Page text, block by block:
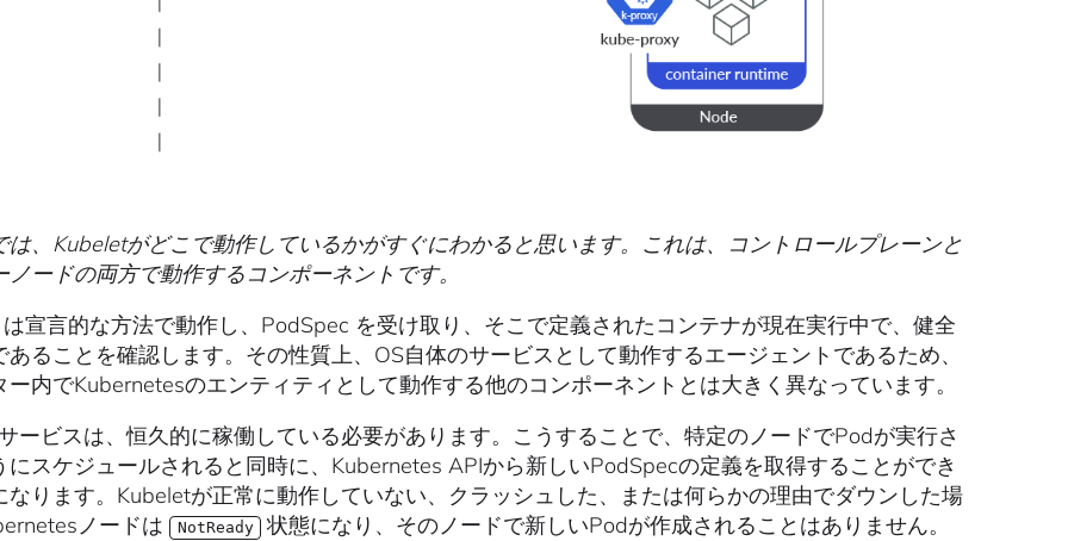
は、Kubeletがどこで動作しているかがすぐにわかると思います。これは、コントロールプレーンと
ノードの両方で動作するコンポーネントです。
宣言的な方法で動作し、PodSpec を受け取り、そこで定義されたコンテナが現在実行中で、健全
あることを確認します。その性質上、OS自体のサービスとして動作するエージェントであるため、
ー内でKubernetesのエンティティとして動作する他のコンポーネントとは大きく異なっています。
ービスは、恒久的に稼働している必要があります。こうすることで、特定のノードでPodが実行さ
にスケジュールされると同時に、Kubernetes APIから新しいPodSpecの定義を取得することができ
なります。Kubeletが正常に動作していない、クラッシュした、または何らかの理由でダウンした場
ノードは NotReady 状態になり、そのノードで新しいPodが作成されることはありません。